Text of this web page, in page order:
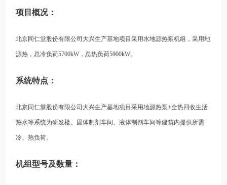
项目概况：
北京同仁堂股份有限公司大兴生产基地项目采用水地源热泵机组，采用地
源热，总冷负荷5700kW，总热负荷5900kW。
系统特点：
北京同仁堂股份有限公司大兴生产基地项目采用地源热泵+全热回收生活
热水等系统为研发楼、固体制剂车间、液体制剂车间等建筑内提供所需
冷、热负荷。
机组型号及数量：